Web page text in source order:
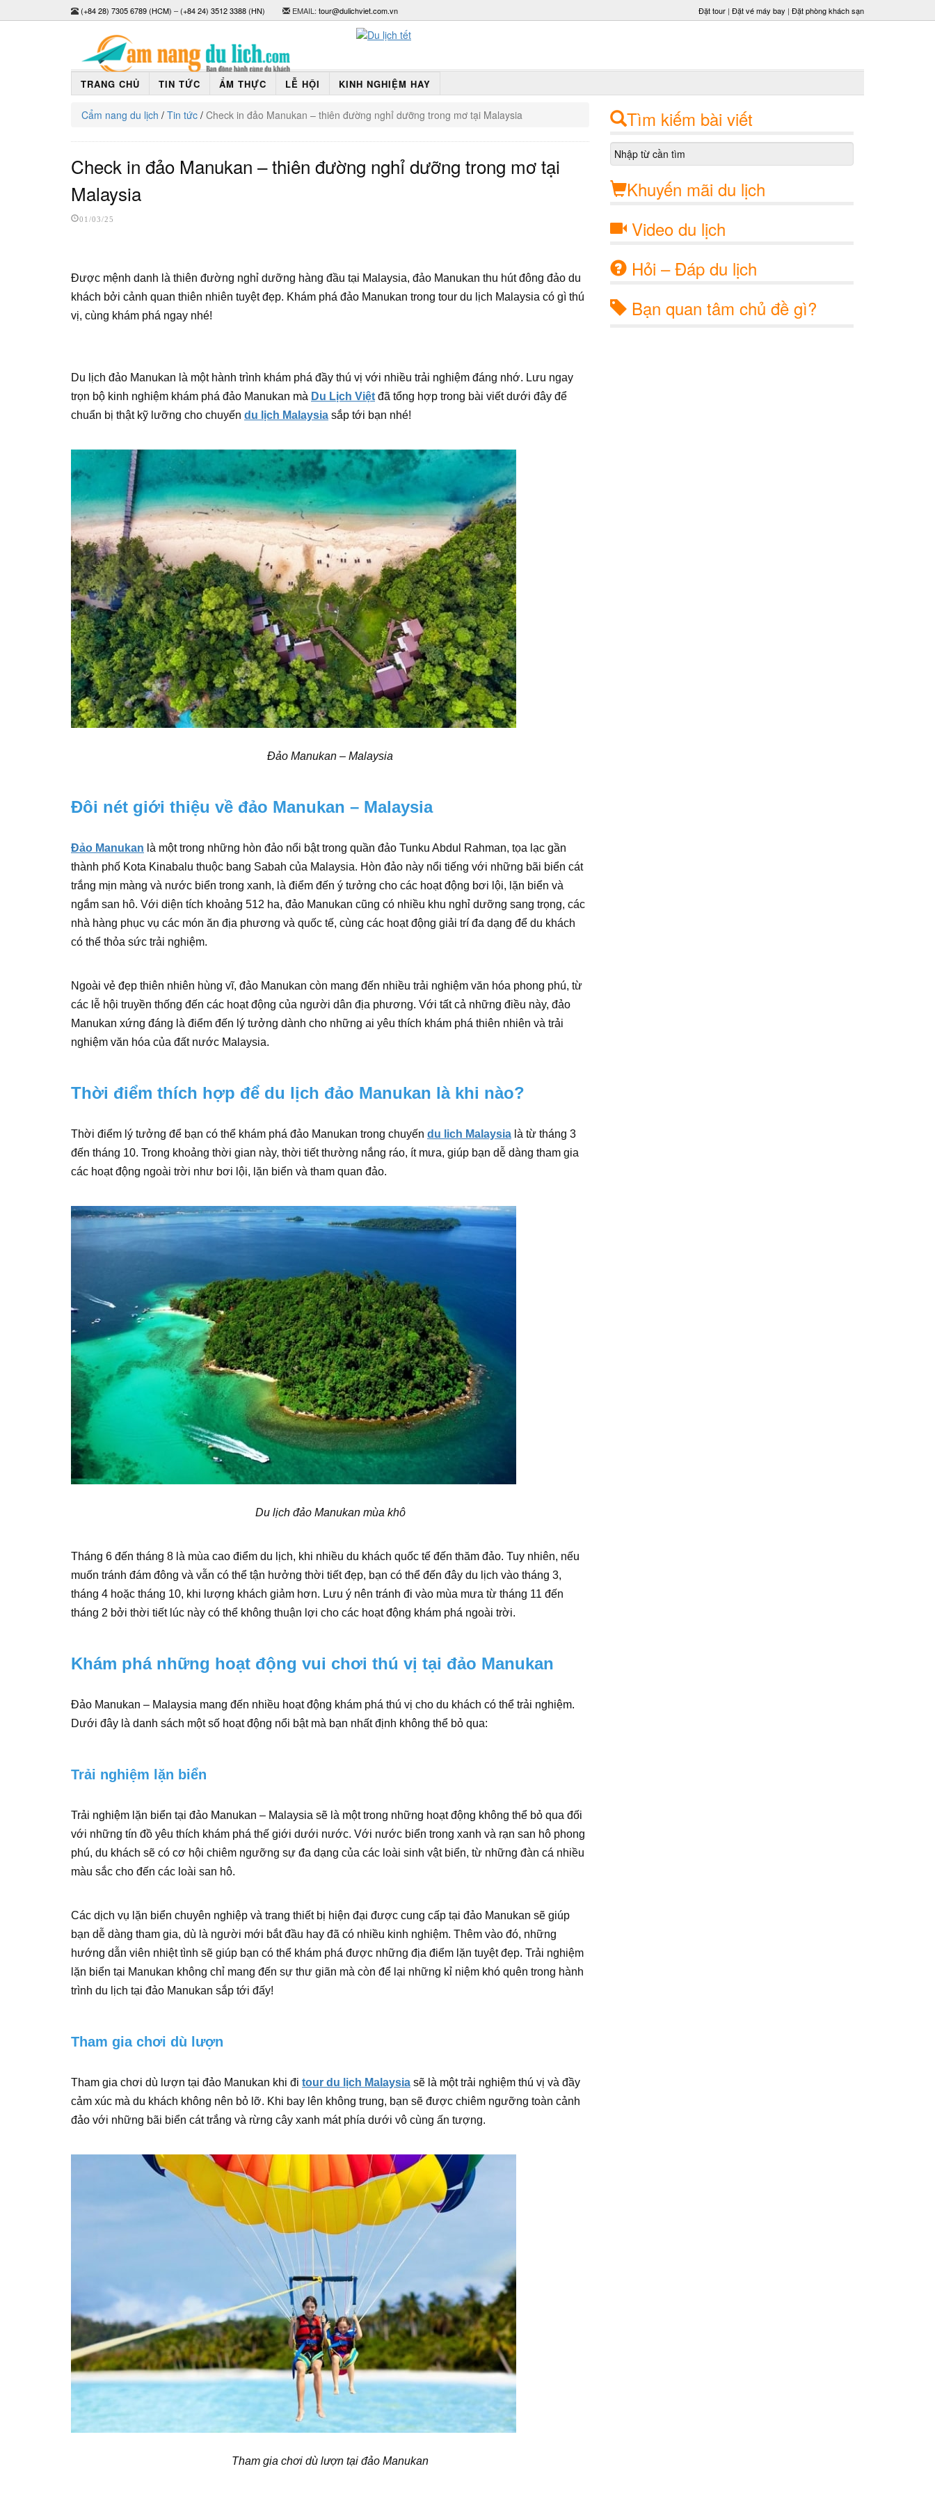
(+84 28) 7305 6789 (HCM) –(+84 24) 3512 3388 (HN) EMAIL: tour@dulichviet.com.vn Đặt tour | Đặt vé máy bay | Đặt phòng khách sạn
TRANG CHỦ TIN TỨC ẨM THỰC LỄ HỘI KINH NGHIỆM HAY
Cẩm nang du lịch / Tin tức / Check in đảo Manukan – thiên đường nghỉ dưỡng trong mơ tại Malaysia
Check in đảo Manukan – thiên đường nghỉ dưỡng trong mơ tại
Malaysia
01/03/25
Được mệnh danh là thiên đường nghỉ dưỡng hàng đầu tại Malaysia, đảo Manukan thu hút đông đảo du
khách bởi cảnh quan thiên nhiên tuyệt đẹp. Khám phá đảo Manukan trong tour du lịch Malaysia có gì thú
vị, cùng khám phá ngay nhé!
Du lịch đảo Manukan là một hành trình khám phá đầy thú vị với nhiều trải nghiệm đáng nhớ. Lưu ngay
trọn bộ kinh nghiệm khám phá đảo Manukan mà Du Lịch Việt đã tổng hợp trong bài viết dưới đây để
chuẩn bị thật kỹ lưỡng cho chuyến du lịch Malaysia sắp tới bạn nhé!
Đảo Manukan – Malaysia
Đôi nét giới thiệu về đảo Manukan – Malaysia
Đảo Manukan là một trong những hòn đảo nổi bật trong quần đảo Tunku Abdul Rahman, tọa lạc gần
thành phố Kota Kinabalu thuộc bang Sabah của Malaysia. Hòn đảo này nổi tiếng với những bãi biển cát
trắng mịn màng và nước biển trong xanh, là điểm đến ý tưởng cho các hoạt động bơi lội, lặn biển và
ngắm san hô. Với diện tích khoảng 512 ha, đảo Manukan cũng có nhiều khu nghỉ dưỡng sang trọng, các
nhà hàng phục vụ các món ăn địa phương và quốc tế, cùng các hoạt động giải trí đa dạng để du khách
có thể thỏa sức trải nghiệm.
Ngoài vẻ đẹp thiên nhiên hùng vĩ, đảo Manukan còn mang đến nhiều trải nghiệm văn hóa phong phú, từ
các lễ hội truyền thống đến các hoạt động của người dân địa phương. Với tất cả những điều này, đảo
Manukan xứng đáng là điểm đến lý tưởng dành cho những ai yêu thích khám phá thiên nhiên và trải
nghiệm văn hóa của đất nước Malaysia.
Thời điểm thích hợp để du lịch đảo Manukan là khi nào?
Thời điểm lý tưởng để bạn có thể khám phá đảo Manukan trong chuyến du lich Malaysia là từ tháng 3
đến tháng 10. Trong khoảng thời gian này, thời tiết thường nắng ráo, ít mưa, giúp bạn dễ dàng tham gia
các hoạt động ngoài trời như bơi lội, lặn biển và tham quan đảo.
Du lịch đảo Manukan mùa khô
Tháng 6 đến tháng 8 là mùa cao điểm du lịch, khi nhiều du khách quốc tế đến thăm đảo. Tuy nhiên, nếu
muốn tránh đám đông và vẫn có thể tận hưởng thời tiết đẹp, bạn có thể đến đây du lịch vào tháng 3,
tháng 4 hoặc tháng 10, khi lượng khách giảm hơn. Lưu ý nên tránh đi vào mùa mưa từ tháng 11 đến
tháng 2 bởi thời tiết lúc này có thể không thuận lợi cho các hoạt động khám phá ngoài trời.
Khám phá những hoạt động vui chơi thú vị tại đảo Manukan
Đảo Manukan – Malaysia mang đến nhiều hoạt động khám phá thú vị cho du khách có thể trải nghiệm.
Dưới đây là danh sách một số hoạt động nổi bật mà bạn nhất định không thể bỏ qua:
Trải nghiệm lặn biển
Trải nghiệm lặn biển tại đảo Manukan – Malaysia sẽ là một trong những hoạt động không thể bỏ qua đối
với những tín đồ yêu thích khám phá thế giới dưới nước. Với nước biển trong xanh và rạn san hô phong
phú, du khách sẽ có cơ hội chiêm ngưỡng sự đa dạng của các loài sinh vật biển, từ những đàn cá nhiều
màu sắc cho đến các loài san hô.
Các dịch vụ lặn biển chuyên nghiệp và trang thiết bị hiện đại được cung cấp tại đảo Manukan sẽ giúp
bạn dễ dàng tham gia, dù là người mới bắt đầu hay đã có nhiều kinh nghiệm. Thêm vào đó, những
hướng dẫn viên nhiệt tình sẽ giúp bạn có thể khám phá được những địa điểm lặn tuyệt đẹp. Trải nghiệm
lặn biển tại Manukan không chỉ mang đến sự thư giãn mà còn để lại những kỉ niệm khó quên trong hành
trình du lịch tại đảo Manukan sắp tới đấy!
Tham gia chơi dù lượn
Tham gia chơi dù lượn tại đảo Manukan khi đi tour du lịch Malaysia sẽ là một trải nghiệm thú vị và đầy
cảm xúc mà du khách không nên bỏ lỡ. Khi bay lên không trung, bạn sẽ được chiêm ngưỡng toàn cảnh
đảo với những bãi biển cát trắng và rừng cây xanh mát phía dưới vô cùng ấn tượng.
Tham gia chơi dù lượn tại đảo Manukan
Tìm kiếm bài viết
Khuyến mãi du lịch
Video du lịch
Hỏi – Đáp du lịch
Bạn quan tâm chủ đề gì?